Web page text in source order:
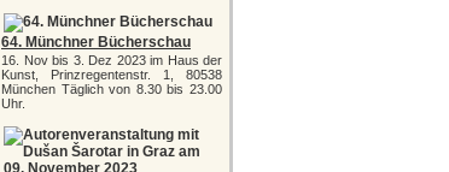
64. Münchner Bücherschau
16. Nov bis 3. Dez 2023 im Haus der
Kunst, Prinzregentenstr. 1, 80538
München Täglich von 8.30 bis 23.00
Uhr.